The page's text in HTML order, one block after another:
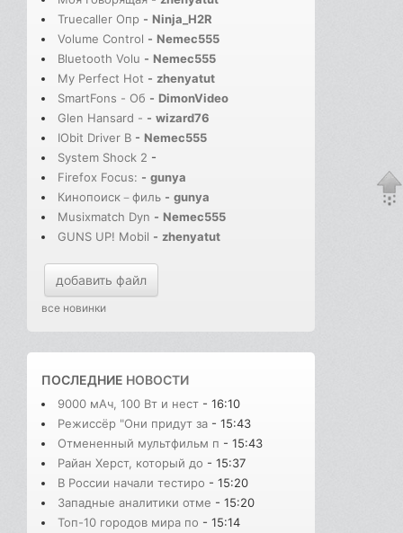
Truecaller Опр - Ninja_H2R
Volume Control - Nemec555
Bluetooth Volu - Nemec555
My Perfect Hot - zhenyatut
SmartFons - Об - DimonVideo
Glen Hansard - - wizard76
IObit Driver B - Nemec555
System Shock 2 -
Firefox Focus: - gunya
Кинопоиск－филь - gunya
Musixmatch Dyn - Nemec555
GUNS UP! Mobil - zhenyatut
добавить файл
все новинки
ПОСЛЕДНИЕ НОВОСТИ
9000 мАч, 100 Вт и нест - 16:10
Режиссёр "Они придут за - 15:43
Отмененный мультфильм п - 15:43
Райан Херст, который до - 15:37
В России начали тестиро - 15:20
Западные аналитики отме - 15:20
Топ-10 городов мира по - 15:14